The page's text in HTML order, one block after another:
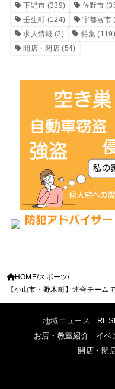
下野市 (339) 佐野市
壬生町 (124) 宇都宮市
求人情報 (2) 特集 (119)
開店・閉店(54)
HOME スポーツ
【小山市・野木町】連合チーム
地域ニュース
お店・教室紹介
イベ
開店・閉